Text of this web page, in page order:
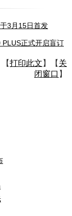
3月15日首发
正式开启盲订
【打印此文 】【 关
闭窗口 】